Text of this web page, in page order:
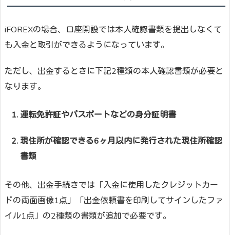
iFOREXの場合、口座開設では本人確認書類を提出しなくて
も入金と取引ができるようになっています。
ただし、出金するときに下記2種類の本人確認書類が必要と
なります。
運転免許証やパスポートなどの身分証明書
現住所が確認できる6ヶ月以内に発行された現住所確認
書類
その他、出金手続きでは「入金に使用したクレジットカー
ドの両面画像1点」「出金依頼書を印刷してサインしたファ
イル1点」の2種類の書類が追加で必要です。